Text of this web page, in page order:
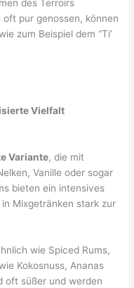
des Terroirs
pur genossen, können
zum Beispiel dem “Ti’
Vielfalt
Variante, die mit
Vanille oder sogar
bieten ein intensives
Mixgetränken stark zur
wie Spiced Rums,
Kokosnuss, Ananas
oft süßer und werden